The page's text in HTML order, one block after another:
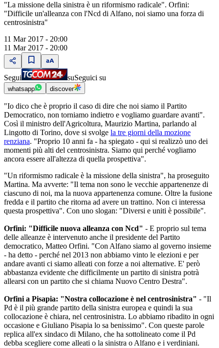
"La missione della sinistra è un riformismo radicale". Orfini:
"Difficile un'alleanza con l'Ncd di Alfano, noi siamo una forza di
centrosinistra"
11 Mar 2017 - 20:00
11 Mar 2017 - 20:00
Segui suSeguici su
whatsapp discover
"Io dico che è proprio il caso di dire che noi siamo il Partito
Democratico, non torniamo indietro e vogliamo guardare avanti".
Così il ministro dell'Agricoltura, Maurizio Martina, parlando al
Lingotto di Torino, dove si svolge la tre giorni della mozione
renziana. "Proprio 10 anni fa - ha spiegato - qui si realizzò uno dei
momenti più alti del centrosinistra. Siamo qui perché vogliamo
ancora essere all'altezza di quella prospettiva".
"Un riformismo radicale è la missione della sinistra", ha proseguito
Martina. Ma avverte: "Il tema non sono le vecchie appartenenze di
ciascuno di noi, ma la nuova appartenenza comune. Oltre la fusione
fredda e il partito che ritorna ad avere un trattino. Non ci interessa
questa prospettiva". Con uno slogan: "Diversi e uniti è possibile".
Orfini: "Difficile nuova alleanza con Ncd" - E proprio sul tema
delle alleanze è intervenuto anche il presidente del Partito
democratico, Matteo Orfini. "Con Alfano siamo al governo insieme
- ha detto - perché nel 2013 non abbiamo vinto le elezioni e per
andare avanti ci siamo alleati con forze a noi alternative. E' però
abbastanza evidente che difficilmente un partito di sinistra potrà
allearsi con un partito che si chiama Nuovo Centro Destra".
Orfini a Pisapia: "Nostra collocazione è nel centrosinistra" - "Il
Pd è il più grande partito della sinistra europea e quindi la sua
collocazione è chiara, nel centrosinistra. Lo abbiamo ribadito in ogni
occasione e Giuliano Pisapia lo sa benissimo". Con queste parole
replica all'ex sindaco di Milano, che ha sottolineato come il Pd
debba scegliere come alleati o la sinistra o Alfano e i verdiniani.